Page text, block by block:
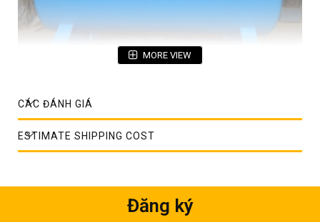
+ Dung tích: 20 m3.
+ Thân bồn: Thép SS400 dày 5 mm hoặc theo yêu cầu Khách
MORE VIEW
CÁC ĐÁNH GIÁ
ESTIMATE SHIPPING COST
Đăng ký